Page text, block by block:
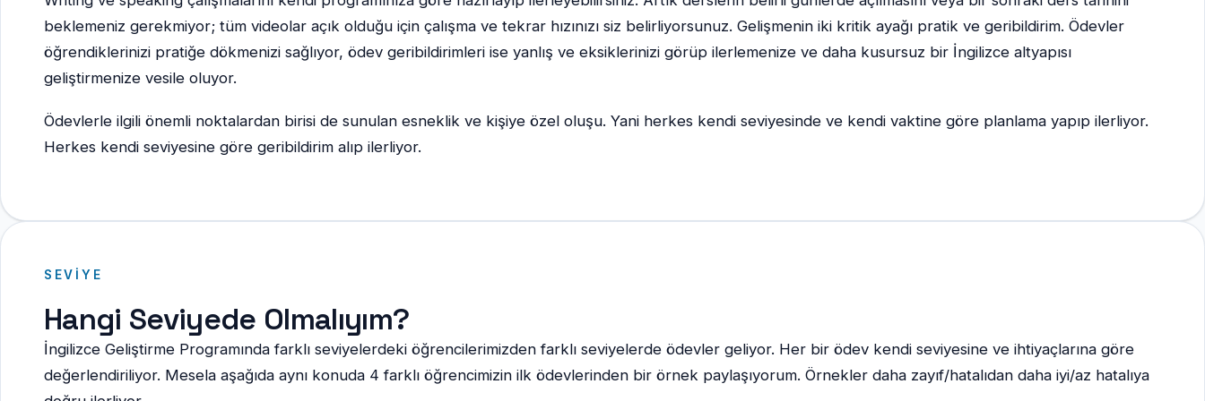
beklemeniz gerekmiyor; tüm videolar açık olduğu için çalışma ve tekrar hızınızı siz belirliyorsunuz. Gelişmenin iki kritik ayağı pratik ve geribildirim. Ödevler
öğrendiklerinizi pratiğe dökmenizi sağlıyor, ödev geribildirimleri ise yanlış ve eksiklerinizi görüp ilerlemenize ve daha kusursuz bir İngilizce altyapısı
geliştirmenize vesile oluyor.
Ödevlerle ilgili önemli noktalardan birisi de sunulan esneklik ve kişiye özel oluşu. Yani herkes kendi seviyesinde ve kendi vaktine göre planlama yapıp ilerliyor.
Herkes kendi seviyesine göre geribildirim alıp ilerliyor.
SEVIYE
Hangi Seviyede Olmalıyım?
İngilizce Geliştirme Programında farklı seviyelerdeki öğrencilerimizden farklı seviyelerde ödevler geliyor. Her bir ödev kendi seviyesine ve ihtiyaçlarına göre
değerlendiriliyor. Mesela aşağıda aynı konuda 4 farklı öğrencimizin ilk ödevlerinden bir örnek paylaşıyorum. Örnekler daha zayıf/hatalıdan daha iyi/az hatalıya